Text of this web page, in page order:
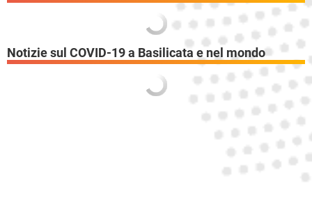
Notizie sul COVID-19 a Basilicata e nel mondo